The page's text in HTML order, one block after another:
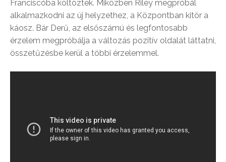
Franciscóba költöztek. Miközben Riley megpróbál
alkalmazkodni az új helyzethez, a Központban kitör a
káosz. Bár Derű, az elsőszámú és legfontosabb
érzelem megpróbálja a változás pozitív oldalát láttatni,
összetűzésbe kerül a többi érzelemmel.